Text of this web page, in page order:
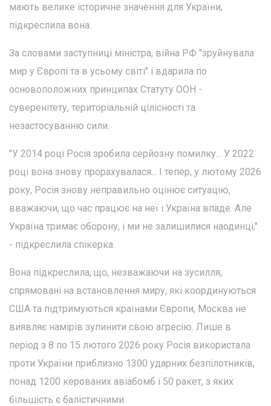
мають велике історичне значення для України,
підкреслила вона.
За словами заступниці міністра, війна РФ "зруйнувала
мир у Європі та в усьому світі" і вдарила по
основоположних принципах Статуту ООН -
суверенітету, територіальній цілісності та
незастосуванню сили.
"У 2014 році Росія зробила серйозну помилку... У 2022
році вона знову прорахувалася... І тепер, у лютому 2026
року, Росія знову неправильно оцінює ситуацію,
вважаючи, що час працює на неї і Україна впаде. Але
Україна тримає оборону, і ми не залишилися наодинці,"
- підкреслила спікерка.
Вона підкреслила, що, незважаючи на зусилля,
спрямовані на встановлення миру, які координуються
США та підтримуються країнами Європи, Москва не
виявляє намірів зупинити свою агресію. Лише в
період з 8 по 15 лютого 2026 року Росія використала
проти України приблизно 1300 ударних безпілотників,
понад 1200 керованих авіабомб і 50 ракет, з яких
більшість є балістичними.